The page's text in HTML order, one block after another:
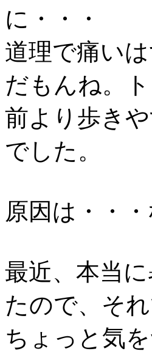
に・・・
道理で痛い
だもんね。
前より歩き
でした。
原因は・・
最近、本当
たので、そ
ちょっと気